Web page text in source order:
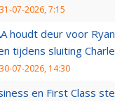
31-07-2026, 7:15
houdt deur voor
tijdens sluiting
30-07-2026, 14:30
en First Class